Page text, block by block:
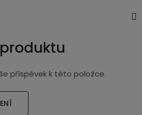
příspěvek k této položce.